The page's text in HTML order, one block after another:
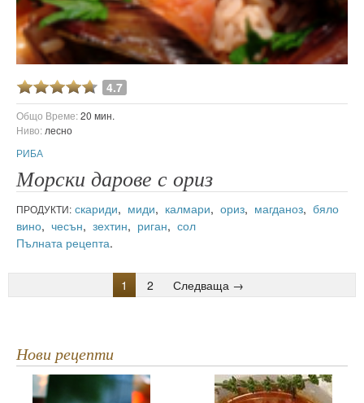
4.7
Общо Време:20 мин.
Ниво: лесно
РИБА
Морски дарове с ориз
ПРОДУКТИ: скариди, миди, калмари, ориз, магданоз, бяло
вино, чесън, зехтин, риган, сол
Пълната рецепта.
1 2 Следваща →
Нови рецепти